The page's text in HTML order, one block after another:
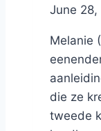
ByNicole
June 28,
Melanie
die ze
tweede